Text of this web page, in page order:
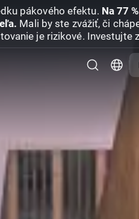
pákového efektu. Na 77
Mali by ste zvážiť, či
je rizikové. Investujte